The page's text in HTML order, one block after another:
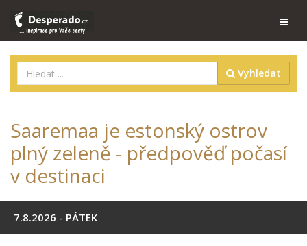
Vyhledat
Saaremaa je estonský ostrov
plný zeleně - předpověď počasí
v destinaci
7.8.2026 - PÁTEK